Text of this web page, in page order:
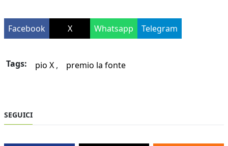
Facebook X Whatsapp Telegram
Tags: pio X premio la fonte
SEGUICI